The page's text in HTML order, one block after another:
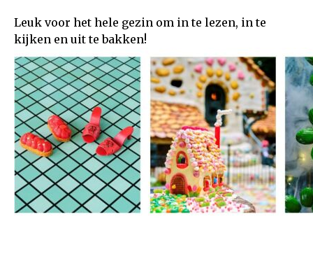
Leuk voor het hele gezin om in te lezen, in te
kijken en uit te bakken!